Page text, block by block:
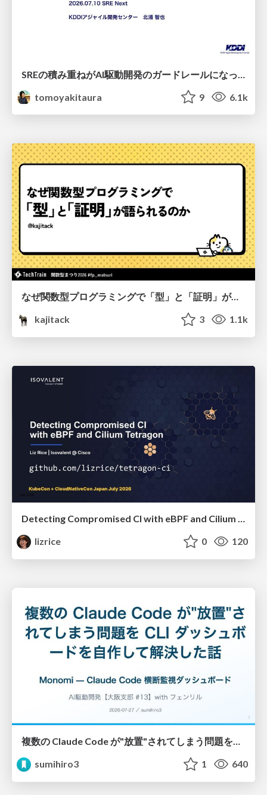
tomoyakitaura
9 6.1k
なぜ関数型プログラミングで「型」と「証明」が語られるのか #fp_matsuri
kajitack
3 1.1k
Detecting Compromised CI with eBPF and Cilium Tetragon
lizrice
0 120
sumihiro3
1 640